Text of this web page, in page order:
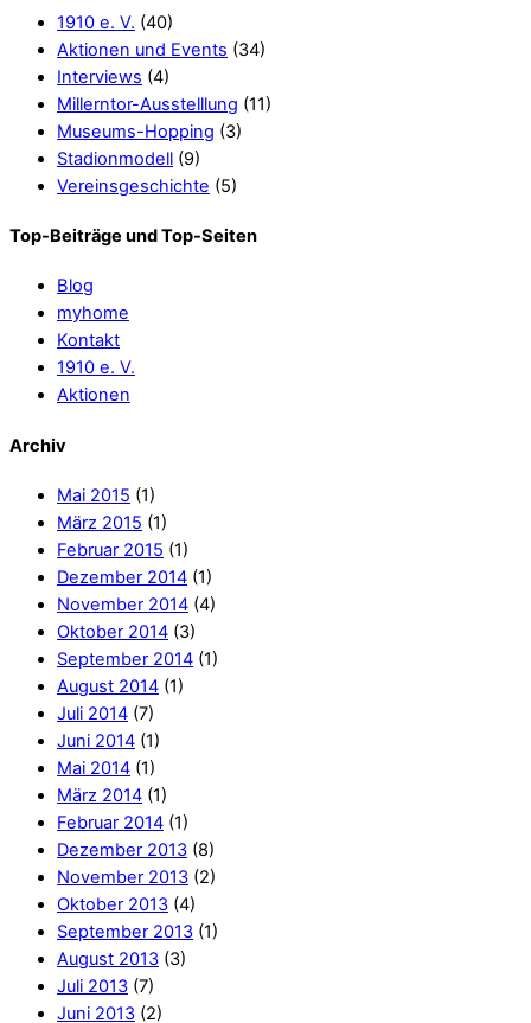
1910 e. V. (40)
Aktionen und Events (34)
Interviews (4)
Millerntor-Ausstelllung (11)
Museums-Hopping (3)
Stadionmodell (9)
Vereinsgeschichte (5)
Top-Beiträge und Top-Seiten
Blog
myhome
Kontakt
1910 e. V.
Aktionen
Archiv
Mai 2015 (1)
März 2015 (1)
Februar 2015 (1)
Dezember 2014 (1)
November 2014 (4)
Oktober 2014 (3)
September 2014 (1)
August 2014 (1)
Juli 2014 (7)
Juni 2014 (1)
Mai 2014 (1)
März 2014 (1)
Februar 2014 (1)
Dezember 2013 (8)
November 2013 (2)
Oktober 2013 (4)
September 2013 (1)
August 2013 (3)
Juli 2013 (7)
Juni 2013 (2)